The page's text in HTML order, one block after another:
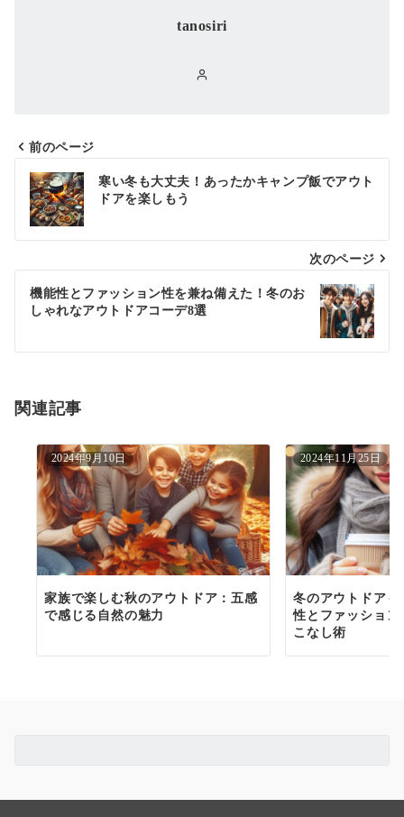
tanosiri
投
稿
ナ
ビ
ゲ
シ
ン
前のページ
寒い冬も大丈夫！あったかキャンプ飯でアウト
ドアを楽しもう
次のページ
機能性とファッション性を兼ね備えた！冬のお
しゃれなアウトドアコーデ8選
関連記事
2024年9月10日
家族で楽しむ秋のアウトドア：五感
で感じる自然の魅力
2024年11月25日
冬のアウトドア
性とファッショ
こなし術